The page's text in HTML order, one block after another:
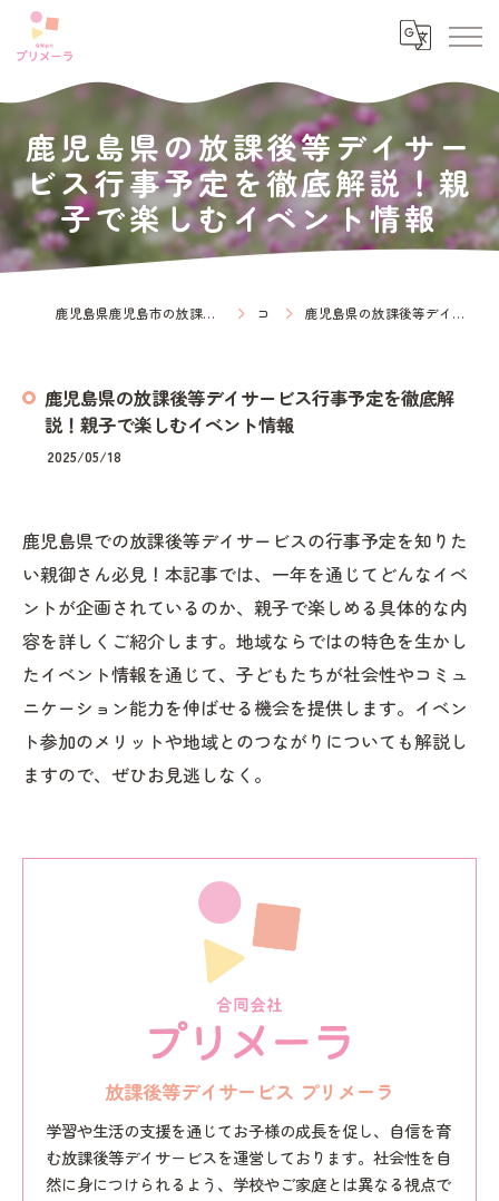
鹿児島県の放課後等デイサー
ビス行事予定を徹底解説！親
子で楽しむイベント情報
鹿児島県鹿児島市の放課後等デイサービスなら放課後等デイサービス プリメーラ コラム 鹿児島県の放課後等デイサービス行事予定を徹底解説！親子で楽しむイベント情報
鹿児島県の放課後等デイサービス行事予定を徹底解
説！親子で楽しむイベント情報
2025/05/18
鹿児島県での放課後等デイサービスの行事予定を知りた
い親御さん必見！本記事では、一年を通じてどんなイベ
ントが企画されているのか、親子で楽しめる具体的な内
容を詳しくご紹介します。地域ならではの特色を生かし
たイベント情報を通じて、子どもたちが社会性やコミュ
ニケーション能力を伸ばせる機会を提供します。イベン
ト参加のメリットや地域とのつながりについても解説し
ますので、ぜひお見逃しなく。
放課後等デイサービス プリメーラ
学習や生活の支援を通じてお子様の成長を促し、自信を育
む放課後等デイサービスを運営しております。社会性を自
然に身につけられるよう、学校やご家庭とは異なる視点で